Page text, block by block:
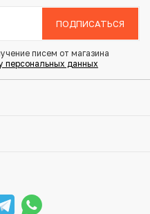
по привлекательной цене
монеты, представленные
на нашем складе.
из офиса магазина.
исключает возможность
ПОДПИСАТЬСЯ
писем от магазина
персональных данных